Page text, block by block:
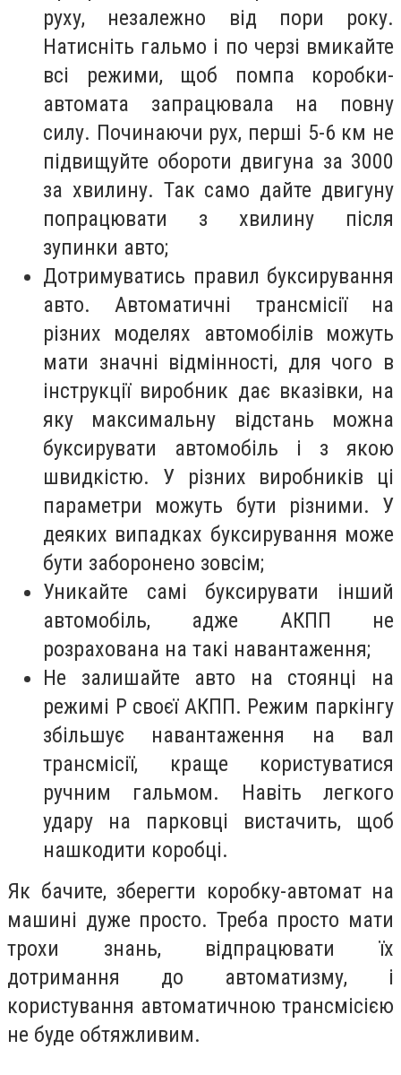
руху, незалежно від пори року.
Натисніть гальмо і по черзі вмикайте
всі режими, щоб помпа коробки-
автомата запрацювала на повну
силу. Починаючи рух, перші 5-6 км не
підвищуйте обороти двигуна за 3000
за хвилину. Так само дайте двигуну
попрацювати з хвилину після
зупинки авто;
Дотримуватись правил буксирування
авто. Автоматичні трансмісії на
різних моделях автомобілів можуть
мати значні відмінності, для чого в
інструкції виробник дає вказівки, на
яку максимальну відстань можна
буксирувати автомобіль і з якою
швидкістю. У різних виробників ці
параметри можуть бути різними. У
деяких випадках буксирування може
бути заборонено зовсім;
Уникайте самі буксирувати інший
автомобіль, адже АКПП не
розрахована на такі навантаження;
Не залишайте авто на стоянці на
режимі Р своєї АКПП. Режим паркінгу
збільшує навантаження на вал
трансмісії, краще користуватися
ручним гальмом. Навіть легкого
удару на парковці вистачить, щоб
нашкодити коробці.
Як бачите, зберегти коробку-автомат на
машині дуже просто. Треба просто мати
трохи знань, відпрацювати їх
дотримання до автоматизму, і
користування автоматичною трансмісією
не буде обтяжливим.